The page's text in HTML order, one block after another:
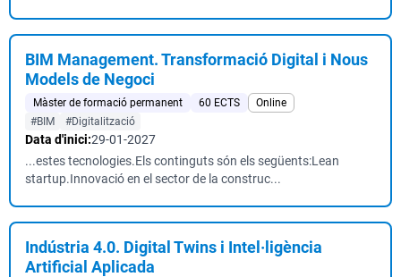
BIM Management. Transformació Digital i Nous
Models de Negoci
Màster de formació permanent 60 ECTS
Online
#BIM
#Digitalització
Data d'inici:29-01-2027
...estes tecnologies.Els continguts són els següents:Lean
startup.Innovació en el sector de la construc...
Indústria 4.0. Digital Twins i Intel·ligència
Artificial Aplicada